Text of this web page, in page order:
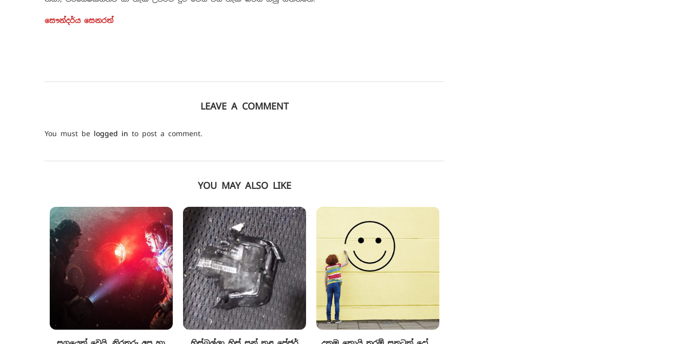
සෞන්දර්ය සෙනරත්
LEAVE A COMMENT
You must be logged in to post a comment.
YOU MAY ALSO LIKE